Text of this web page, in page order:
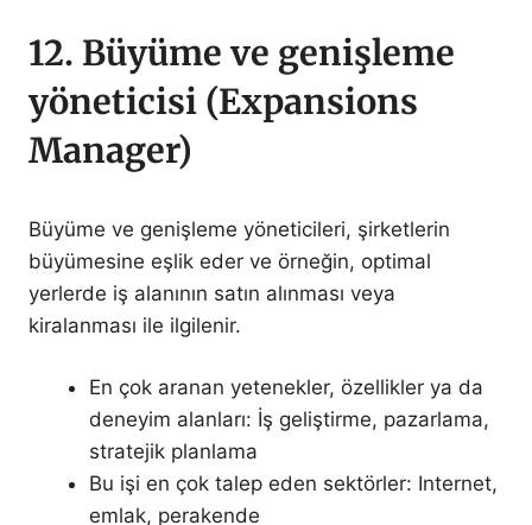
12. Büyüme ve genişleme
yöneticisi (Expansions
Manager)
Büyüme ve genişleme yöneticileri, şirketlerin
büyümesine eşlik eder ve örneğin, optimal
yerlerde iş alanının satın alınması veya
kiralanması ile ilgilenir.
En çok aranan yetenekler, özellikler ya da
deneyim alanları: İş geliştirme, pazarlama,
stratejik planlama
Bu işi en çok talep eden sektörler: Internet,
emlak, perakende